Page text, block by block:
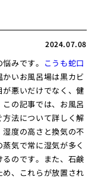
2024.07.08
みです。 こうも蛇口
いお風呂場は黒カビ
悪いだけでなく、健
の記事では、お風呂
法について詳しく解
度の高さと換気の不
気で常に湿気が多く
のです。また、石鹸
、これらが放置され